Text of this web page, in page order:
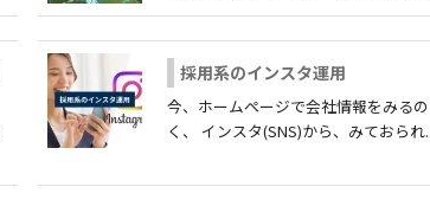
採用系のインスタ運用
今、ホームページで会社情報をみる
く、 インスタ(SNS)から、みておられ